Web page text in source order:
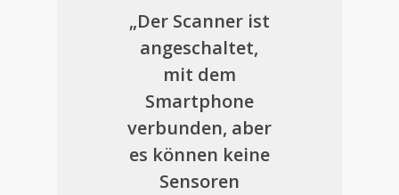
„Der Scanner ist
angeschaltet,
mit dem
Smartphone
verbunden, aber
es können keine
Sensoren